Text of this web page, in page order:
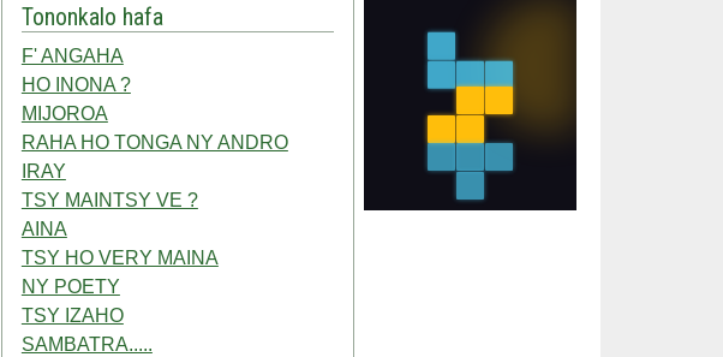
Tononkalo hafa
F' ANGAHA
HO INONA ?
MIJOROA
RAHA HO TONGA NY ANDRO
IRAY
TSY MAINTSY VE ?
AINA
TSY HO VERY MAINA
NY POETY
TSY IZAHO
SAMBATRA.....